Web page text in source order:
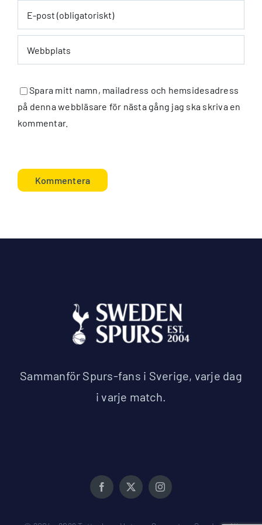
Spara mitt namn, mailadress och hemsidesadress
på denna webbläsare för nästa gång jag ska skriva en
kommentar.
Sammanför Spurs-fans i Sverige, varje dag
i varje match.